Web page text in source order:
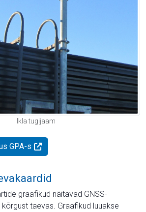
Ikla tugijaam
GPA-s
graafikud näitavad GNSS-
taevas. Graafikud luuakse